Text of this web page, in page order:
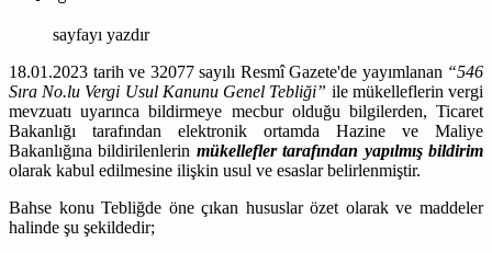
sayfayı yazdır
18.01.2023 tarih ve 32077 sayılı Resmî Gazete'de yayımlanan “546
Sıra No.lu Vergi Usul Kanunu Genel Tebliği” ile mükelleflerin vergi
mevzuatı uyarınca bildirmeye mecbur olduğu bilgilerden, Ticaret
Bakanlığı tarafından elektronik ortamda Hazine ve Maliye
Bakanlığına bildirilenlerin mükellefler tarafından yapılmış bildirim
olarak kabul edilmesine ilişkin usul ve esaslar belirlenmiştir.
Bahse konu Tebliğde öne çıkan hususlar özet olarak ve maddeler
halinde şu şekildedir;